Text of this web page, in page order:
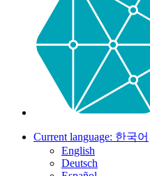
Current language: 한국어
English
Deutsch